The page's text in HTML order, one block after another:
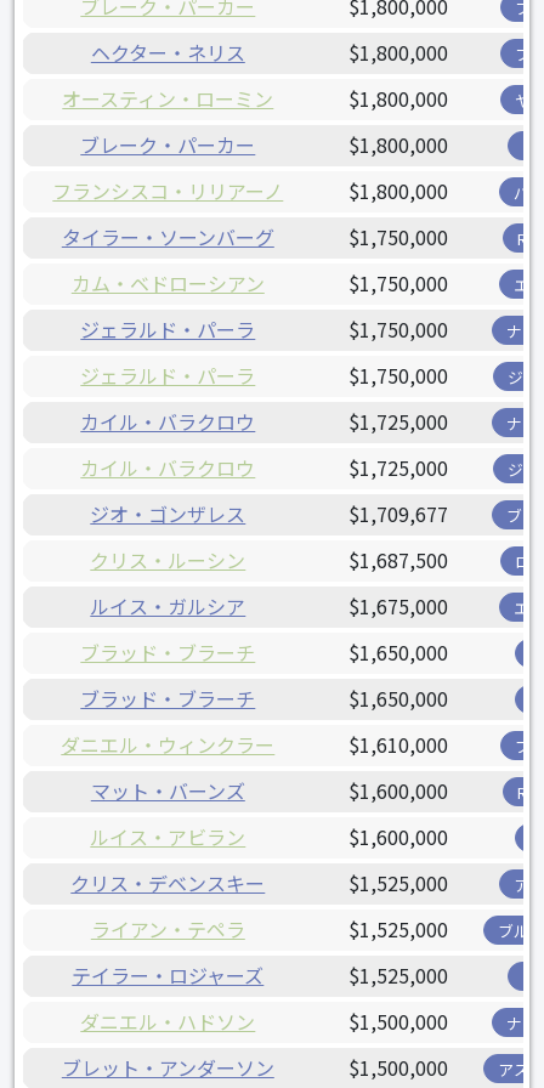
フ
ヘクター・ネリス $1,800,000 フ
オースティン・ローミン $1,800,000 ヤ
ブレーク・パーカー $1,800,000
フランシスコ・リリアーノ $1,800,000 パ
タイラー・ソーンバーグ $1,750,000 R
カム・ベドローシアン $1,750,000 エ
ジェラルド・パーラ $1,750,000 ナシ
ジェラルド・パーラ $1,750,000 ジャ
カイル・バラクロウ $1,725,000 ナシ
カイル・バラクロウ $1,725,000 ジャ
ジオ・ゴンザレス $1,709,677 ブリ
クリス・ルーシン $1,687,500 ロ
ルイス・ガルシア $1,675,000 エ
ブラッド・ブラーチ $1,650,000
ブラッド・ブラーチ $1,650,000
ダニエル・ウィンクラー $1,610,000 ブ
マット・バーンズ $1,600,000 R
ルイス・アビラン $1,600,000
クリス・デベンスキー $1,525,000 ア
ライアン・テペラ $1,525,000 ブル
テイラー・ロジャーズ $1,525,000
ダニエル・ハドソン $1,500,000 ナシ
ブレット・アンダーソン $1,500,000 アス